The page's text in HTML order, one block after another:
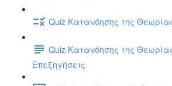
Quiz Κατανόησης της
Quiz Κατανόησης της
Επεξηγήσεις